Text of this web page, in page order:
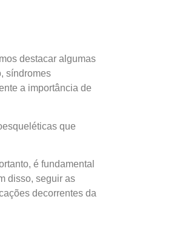
destacar algumas
síndromes
a importância de
que
é fundamental
disso, seguir as
decorrentes da